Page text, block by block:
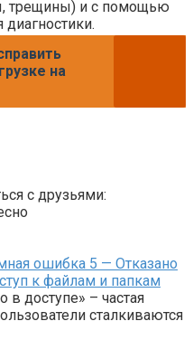
трещины) и с помощью
на
с друзьями:
ошибка 5 — Отказано
к файлам и папкам
в доступе» – частая
сталкиваются